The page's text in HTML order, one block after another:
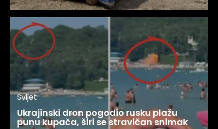
Svijet
Ukrajinski dron pogodio rusku plažu
punu kupača, širi se stravičan snimak